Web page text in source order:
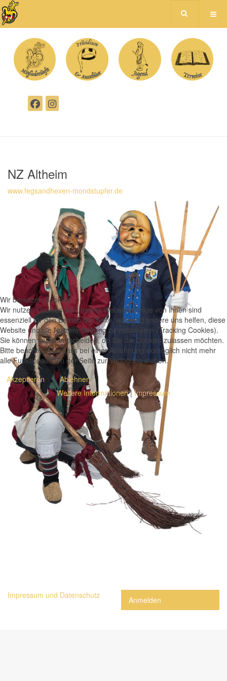
NZ Altheim
www.fegsandhexen-mondstupfer.de
Impressum und Datenschutz Anmelden
Wir benutzen Cookies
Wir nutzen Cookies auf unserer Website. Einige von ihnen sind
essenziell für den Betrieb der Seite, während andere uns helfen, diese
Website und die Nutzererfahrung zu verbessern (Tracking Cookies).
Sie können selbst entscheiden, ob Sie die Cookies zulassen möchten.
Bitte beachten Sie, dass bei einer Ablehnung womöglich nicht mehr
alle Funktionalitäten der Seite zur Verfügung stehen.
Akzeptieren
Ablehnen
Weitere Informationen|Impressum